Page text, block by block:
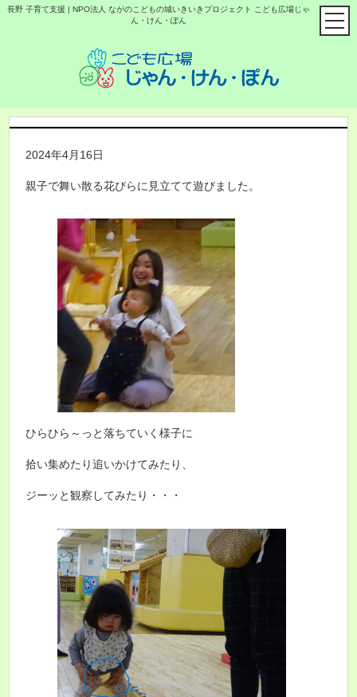
長野 子育て支援 | NPO法人 ながのこどもの城いきいきプロジェクト こども広場じゃ
ん・けん・ぽん
2024年4月16日
親子で舞い散る花びらに見立てて遊びました。
ひらひら～っと落ちていく様子に
拾い集めたり追いかけてみたり、
ジーッと観察してみたり・・・